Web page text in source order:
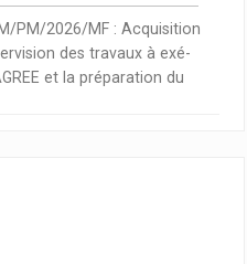
PM/2026/MF : Acquisition
des travaux à exé-
et la préparation du